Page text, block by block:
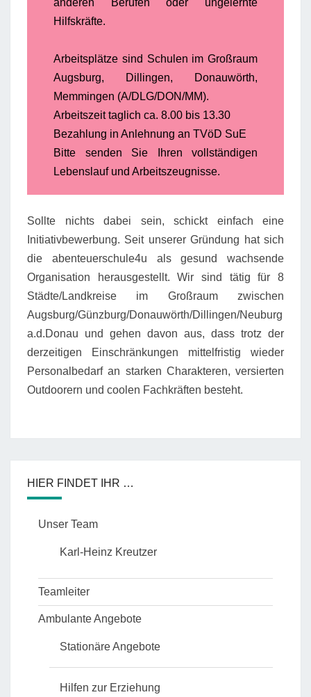
anderen Berufen oder ungelernte
Hilfskräfte.
Arbeitsplätze sind Schulen im Großraum
Augsburg, Dillingen, Donauwörth,
Memmingen (A/DLG/DON/MM).
Arbeitszeit taglich ca. 8.00 bis 13.30
Bezahlung in Anlehnung an TVöD SuE
Bitte senden Sie Ihren vollständigen
Lebenslauf und Arbeitszeugnisse.
Sollte nichts dabei sein, schickt einfach eine
Initiativbewerbung. Seit unserer Gründung hat sich
die abenteuerschule4u als gesund wachsende
Organisation herausgestellt. Wir sind tätig für 8
Städte/Landkreise im Großraum zwischen
Augsburg/Günzburg/Donauwörth/Dillingen/Neuburg
a.d.Donau und gehen davon aus, dass trotz der
derzeitigen Einschränkungen mittelfristig wieder
Personalbedarf an starken Charakteren, versierten
Outdoorern und coolen Fachkräften besteht.
HIER FINDET IHR …
Unser Team
Karl-Heinz Kreutzer
Teamleiter
Ambulante Angebote
Stationäre Angebote
Hilfen zur Erziehung